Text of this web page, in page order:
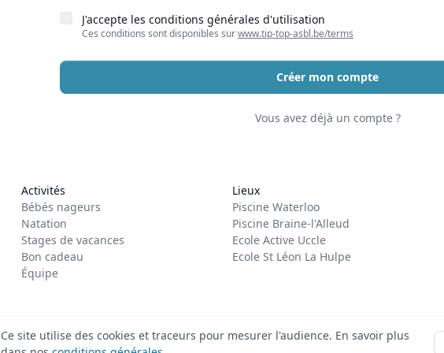
J'accepte les conditions générales d'utilisation
Ces conditions sont disponibles surwww.tip-top-asbl.be/terms
Créer mon compte
Vous avez déjà un compte ?
Activités
Bébés nageurs
Natation
Stages de vacances
Bon cadeau
Équipe
Lieux
Piscine Waterloo
Piscine Braine-l'Alleud
Ecole Active Uccle
Ecole St Léon La Hulpe
Ce site utilise des cookies et traceurs pour mesurer l'audience. En savoir plus